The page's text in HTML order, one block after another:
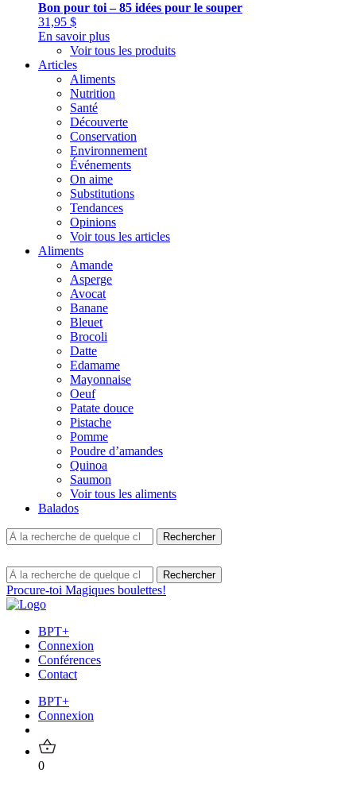
Bon pour toi – 85 idées pour le souper
31,95 $
En savoir plus
Voir tous les produits
Articles
Aliments
Nutrition
Santé
Découverte
Conservation
Environnement
Événements
On aime
Substitutions
Tendances
Opinions
Voir tous les articles
Aliments
Amande
Asperge
Avocat
Banane
Bleuet
Brocoli
Datte
Edamame
Mayonnaise
Oeuf
Patate douce
Pistache
Pomme
Poudre d’amandes
Quinoa
Saumon
Voir tous les aliments
Balados
Procure-toi Magiques boulettes!
BPT+
Connexion
Conférences
Contact
BPT+
Connexion
0